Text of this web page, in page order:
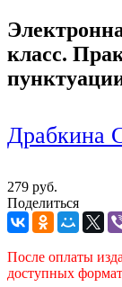
класс.
Драбкина
279 руб.
Поделиться
После оплаты
доступных